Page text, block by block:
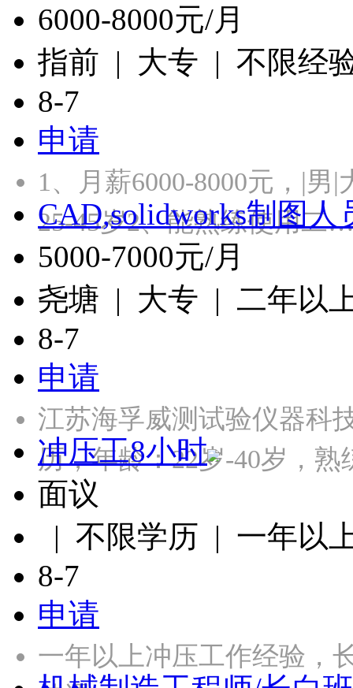
6000-8000元/月
指前 | 大专 | 不限经
8-7
申请
1、月薪6000-8000元，|
25-45岁2、能熟练使用
CAD,solidworks制图人
5000-7000元/月
尧塘 | 大专 | 二年以
8-7
申请
江苏海孚威测试验仪器科
历，年龄：22岁-40岁，
冲压工8小时
面议
| 不限学历 | 一年以
8-7
申请
一年以上冲压工作经验，